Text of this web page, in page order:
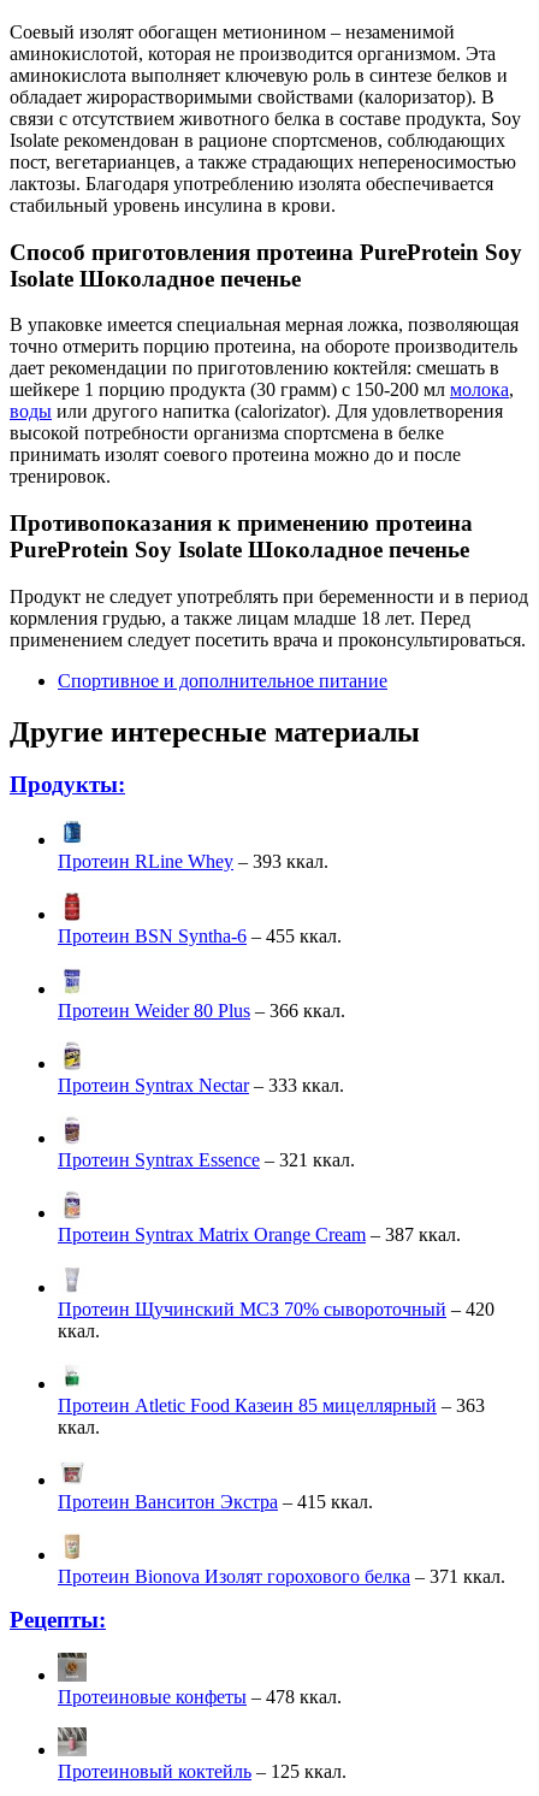
Соевый изолят обогащен метионином – незаменимой
аминокислотой, которая не производится организмом. Эта
аминокислота выполняет ключевую роль в синтезе белков и
обладает жирорастворимыми свойствами (калоризатор). В
связи с отсутствием животного белка в составе продукта, Soy
Isolate рекомендован в рационе спортсменов, соблюдающих
пост, вегетарианцев, а также страдающих непереносимостью
лактозы. Благодаря употреблению изолята обеспечивается
стабильный уровень инсулина в крови.
Способ приготовления протеина PureProtein Soy
Isolate Шоколадное печенье
В упаковке имеется специальная мерная ложка, позволяющая
точно отмерить порцию протеина, на обороте производитель
дает рекомендации по приготовлению коктейля: смешать в
шейкере 1 порцию продукта (30 грамм) с 150-200 мл молока,
воды или другого напитка (calorizator). Для удовлетворения
высокой потребности организма спортсмена в белке
принимать изолят соевого протеина можно до и после
тренировок.
Противопоказания к применению протеина
PureProtein Soy Isolate Шоколадное печенье
Продукт не следует употреблять при беременности и в период
кормления грудью, а также лицам младше 18 лет. Перед
применением следует посетить врача и проконсультироваться.
Спортивное и дополнительное питание
Другие интересные материалы
Продукты:
Протеин RLine Whey – 393 ккал.
Протеин BSN Syntha-6 – 455 ккал.
Протеин Weider 80 Plus – 366 ккал.
Протеин Syntrax Nectar– 333 ккал.
Протеин Syntrax Essence – 321 ккал.
Протеин Syntrax Matrix Orange Cream – 387 ккал.
Протеин Щучинский МСЗ 70% сывороточный – 420
ккал.
Протеин Atletic Food Казеин 85 мицеллярный – 363
ккал.
Протеин Ванситон Экстра – 415 ккал.
Протеин Bionova Изолят горохового белка – 371 ккал.
Рецепты:
Протеиновые конфеты – 478 ккал.
Протеиновый коктейль – 125 ккал.